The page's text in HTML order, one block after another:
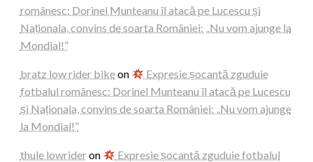
românesc: Dorinel Munteanu îl atacă pe Lucescu și
Naționala, convins de soarta României: „Nu vom ajunge la
Mondial!”
bratz low rider bikeon
Expresie șocantă zguduie
fotbalul românesc: Dorinel Munteanu îl atacă pe Lucescu
și Naționala, convins de soarta României: „Nu vom ajunge
la Mondial!”
thule lowrideron
Expresie șocantă zguduie fotbalul